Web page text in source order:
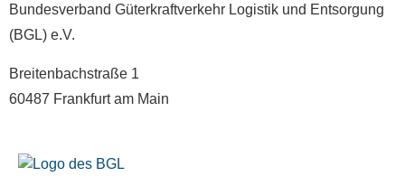
Bundesverband Güterkraftverkehr Logistik und Entsorgung
(BGL) e.V.
Breitenbachstraße 1
60487 Frankfurt am Main